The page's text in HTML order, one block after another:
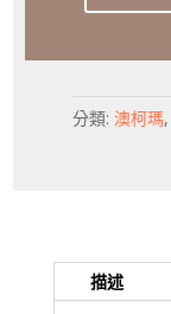
分類: 澳柯瑪
描述